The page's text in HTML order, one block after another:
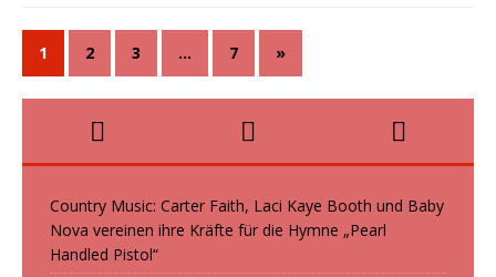
1 2 3 … 7 »
Country Music: Carter Faith, Laci Kaye Booth und Baby
Nova vereinen ihre Kräfte für die Hymne „Pearl
Handled Pistol“